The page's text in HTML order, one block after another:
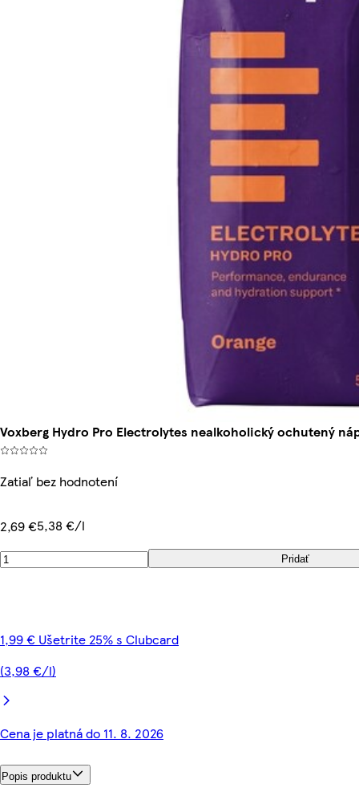
Voxberg Hydro Pro Electrolytes nealkoholický ochutený
Zatiaľ bez hodnotení
2,69 €5,38 €/l
Pridať
1,99 € Ušetrite 25% s Clubcard
(3,98 €/l)
Cena je platná do 11. 8. 2026
Popis produktu